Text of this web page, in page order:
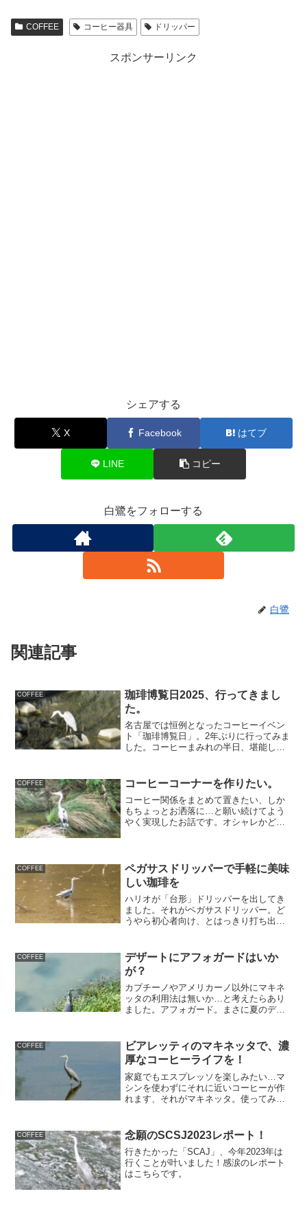
COFFEE コーヒー器具 ドリッパー
スポンサーリンク
シェアする
X Facebook はてブ
LINE コピー
白鷺をフォローする
白鷺
関連記事
COFFEE
珈琲博覧日2025、行ってきまし
た。
名古屋では恒例となったコーヒーイベン
ト「珈琲博覧日」。2年ぶりに行ってみま
した。コーヒーまみれの半日、堪能しま
COFFEE コーヒーコーナーを作りたい。
コーヒー関係をまとめて置きたい、しか
もちょっとお洒落に…と願い続けてよう
やく実現したお話です。オシャレかどう
COFFEE
ペガサスドリッパーで手軽に美味
しい珈琲を
ハリオが「台形」ドリッパーを出してき
ました。それがペガサスドリッパー。ど
うやら初心者向け、とはっきり打ち出し
COFFEE
デザートにアフォガードはいか
が？
カプチーノやアメリカーノ以外にマキネ
ッタの利用法は無いか…と考えたらあり
ました。アフォガード。まさに夏のデザ
COFFEE
ビアレッティのマキネッタで、濃
厚なコーヒーライフを！
家庭でもエスプレッソを楽しみたい…マ
シンを使わずにそれに近いコーヒーが作
れます、それがマキネッタ。使ってみた
COFFEE 念願のSCSJ2023レポート！
行きたかった「SCAJ」、今年2023年は
行くことが叶いました！感涙のレポート
はこちらです。